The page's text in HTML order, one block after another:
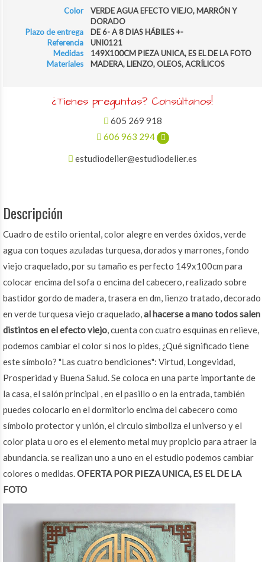
Color
VERDE AGUA EFECTO VIEJO, MARRÓN Y
DORADO
Plazo de entrega
DE 6- A 8 DIAS HÁBILES +-
Referencia
UNI0121
Medidas
149X100CM PIEZA UNICA, ES EL DE LA FOTO
Materiales
MADERA, LIENZO, OLEOS, ACRÍLICOS
¿Tienes preguntas? Consúltanos!
605 269 918
606 963 294
estudiodelier@estudiodelier.es
Descripción
Cuadro de estilo oriental, color alegre en verdes óxidos, verde
agua con toques azuladas turquesa, dorados y marrones, fondo
viejo craquelado, por su tamaño es perfecto 149x100cm para
colocar encima del sofa o encima del cabecero, realizado sobre
bastidor gordo de madera, trasera en dm, lienzo tratado, decorado
en verde turquesa viejo craquelado,al hacerse a mano todos salen
distintos en el efecto viejo, cuenta con cuatro esquinas en relieve,
podemos cambiar el color si nos lo pides, ¿Qué significado tiene
este símbolo? "Las cuatro bendiciones": Virtud, Longevidad,
Prosperidad y Buena Salud. Se coloca en una parte importante de
la casa, el salón principal , en el pasillo o en la entrada, también
puedes colocarlo en el dormitorio encima del cabecero como
símbolo protector y unión, el circulo simboliza el universo y el
color plata u oro es el elemento metal muy propicio para atraer la
abundancia. se realizan uno a uno en el estudio podemos cambiar
colores o medidas.OFERTA POR PIEZA UNICA, ES EL DE LA
FOTO